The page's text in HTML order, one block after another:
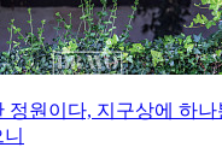
정원이다, 지구상에 하나